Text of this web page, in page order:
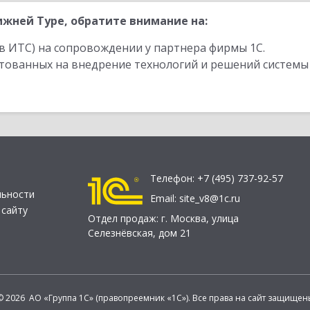
Туре, обратите внимание на:
ИТС) на сопровождении у партнера фирмы 1С.
на внедрение технологий и решений
Телефон: +7 (495) 737-92-57
Email: site_v8@1c.ru
Отдел продаж: г. Москва, улица
Селезнёвская, дом 21
2026 АО «Группа 1С» (правопреемник «1С»). Все права на сайт